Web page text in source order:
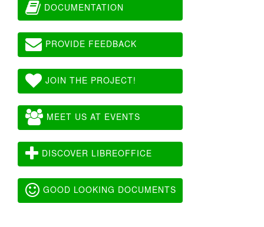
DOCUMENTATION
PROVIDE FEEDBACK
JOIN THE PROJECT!
MEET US AT EVENTS
DISCOVER LIBREOFFICE
GOOD LOOKING DOCUMENTS